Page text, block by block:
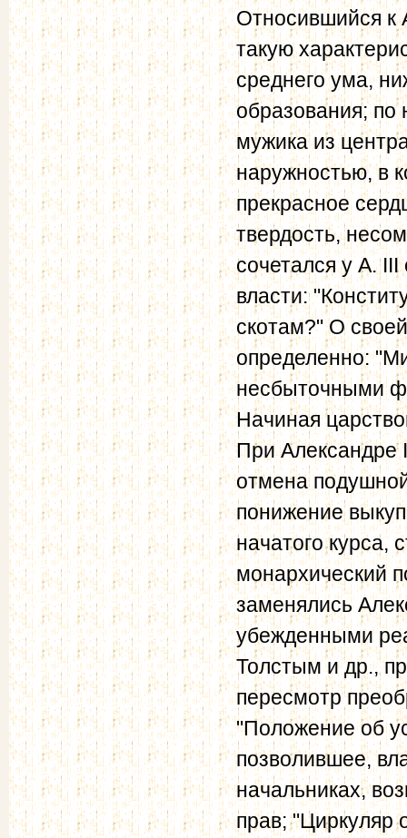
Относившийся к
такую
среднего ума,
образования; по
мужика из
наружностью, в
прекрасное
твердость,
сочетался у А.
власти:
скотам?" О
определенно:
несбыточными
Начиная
При Александре
отмена
понижение
начатого курса,
монархический
заменялись
убежденными
Толстым и др.,
пересмотр
"Положение об
позволившее,
начальниках,
прав; "Циркуляр